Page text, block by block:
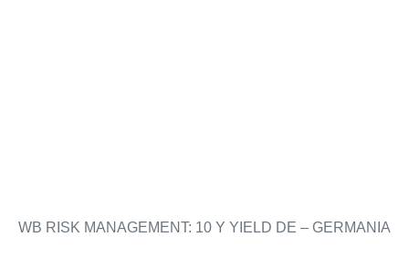
WB RISK MANAGEMENT: 10 Y YIELD DE – GERMANIA